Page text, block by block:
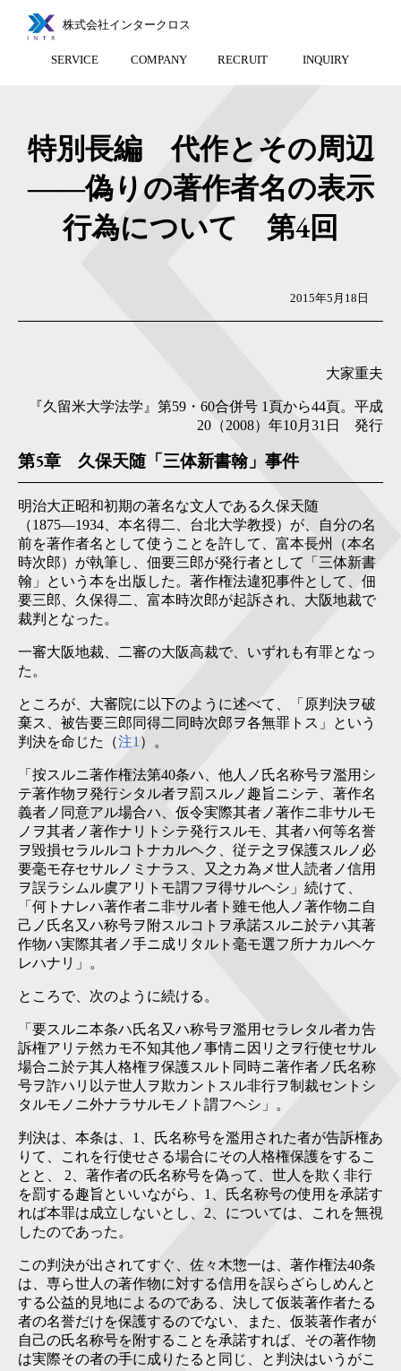
株式会社インタークロス
SERVICE COMPANY RECRUIT INQUIRY
特別長編 代作とその周辺
――偽りの著作者名の表示
行為について 第4回
2015年5月18日
大家重夫
『久留米大学法学』第59・60合併号 1頁から44頁。平成
20（2008）年10月31日 発行
第5章 久保天随「三体新書翰」事件
明治大正昭和初期の著名な文人である久保天随
（1875―1934、本名得二、台北大学教授）が、自分の名
前を著作者名として使うことを許して、富本長州（本名
時次郎）が執筆し、佃要三郎が発行者として「三体新書
翰」という本を出版した。著作権法違犯事件として、佃
要三郎、久保得二、富本時次郎が起訴され、大阪地裁で
裁判となった。
一審大阪地裁、二審の大阪高裁で、いずれも有罪となっ
た。
ところが、大審院に以下のように述べて、「原判決ヲ破
棄ス、被告要三郎同得二同時次郎ヲ各無罪トス」という
判決を命じた（注1 ）。
「按スルニ著作権法第40条ハ、他人ノ氏名称号ヲ濫用シ
テ著作物ヲ発行シタル者ヲ罰スルノ趣旨ニシテ、著作名
義者ノ同意アル場合ハ、仮令実際其者ノ著作ニ非サルモ
ノヲ其者ノ著作ナリトシテ発行スルモ、其者ハ何等名誉
ヲ毀損セラルルコトナカルヘク、従テ之ヲ保護スルノ必
要毫モ存セサルノミナラス、又之カ為メ世人読者ノ信用
ヲ誤ラシムル虞アリトモ謂フヲ得サルヘシ」続けて、
「何トナレハ著作者ニ非サル者ト雖モ他人ノ著作物ニ自
己ノ氏名又ハ称号ヲ附スルコトヲ承諾スルニ於テハ其著
作物ハ実際其者ノ手ニ成リタルト毫モ選フ所ナカルヘケ
レハナリ」。
ところで、次のように続ける。
「要スルニ本条ハ氏名又ハ称号ヲ濫用セラレタル者カ告
訴権アリテ然カモ不知其他ノ事情ニ因リ之ヲ行使セサル
場合ニ於テ其人格権ヲ保護スルト同時ニ著作者ノ氏名称
号ヲ詐ハリ以テ世人ヲ欺カントスル非行ヲ制裁セントシ
タルモノニ外ナラサルモノト謂フヘシ」。
判決は、本条は、1、氏名称号を濫用された者が告訴権あ
りて、これを行使せさる場合にその人格権保護をするこ
とと、 2、著作者の氏名称号を偽って、世人を欺く非行
を罰する趣旨といいながら、1、氏名称号の使用を承諾す
れば本罪は成立しないとし、2、については、これを無視
したのであった。
この判決が出されてすぐ、佐々木惣一は、著作権法40条
は、専ら世人の著作物に対する信用を誤らざらしめんと
する公益的見地によるのである、決して仮装著作者たる
者の名誉だけを保護するのでない、また、仮装著作者が
自己の氏名称号を附することを承諾すれば、その著作物
は実際その者の手に成りたると同じ、と判決はいうがこ